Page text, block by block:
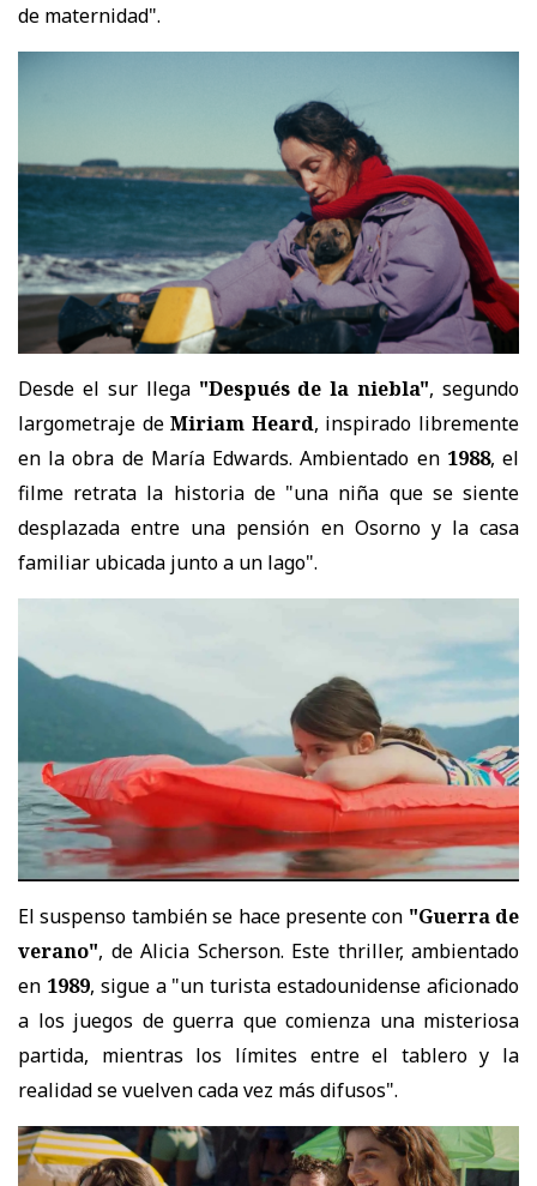
de maternidad".
Desde el sur llega "Después de la niebla", segundo
largometraje deMiriam Heard, inspirado libremente
en la obra de María Edwards. Ambientado en 1988, el
filme retrata la historia de "una niña que se siente
desplazada entre una pensión en Osorno y la casa
familiar ubicada junto a un lago".
El suspenso también se hace presente con "Guerra de
verano", de Alicia Scherson. Este thriller, ambientado
en 1989, sigue a "un turista estadounidense aficionado
a los juegos de guerra que comienza una misteriosa
partida, mientras los límites entre el tablero y la
realidad se vuelven cada vez más difusos".